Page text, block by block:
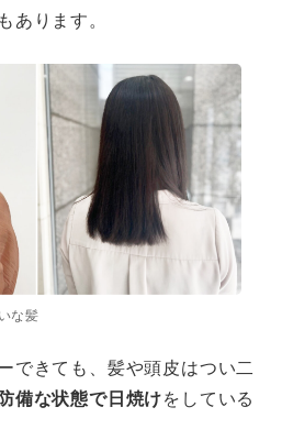
あります。
な髪
できても、髪や頭皮はつい二
備な状態で日焼けをしている